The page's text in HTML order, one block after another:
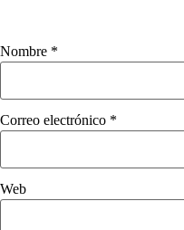
Nombre *
Correo electrónico *
Web